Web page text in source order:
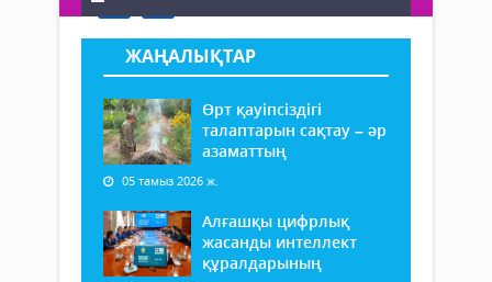
ЖАҢАЛЫҚТАР
Өрт қауіпсіздігі
талаптарын сақтау – әр
азаматтың
05 тамыз 2026 ж.
Алғашқы цифрлық
жасанды интеллект
құралдарының